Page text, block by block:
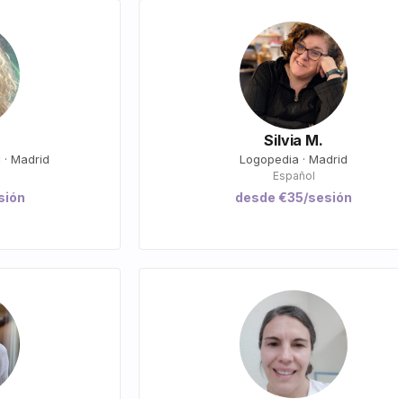
Madrid
Silvia M.
Logopedia · Madrid
Español
desde €35/sesión